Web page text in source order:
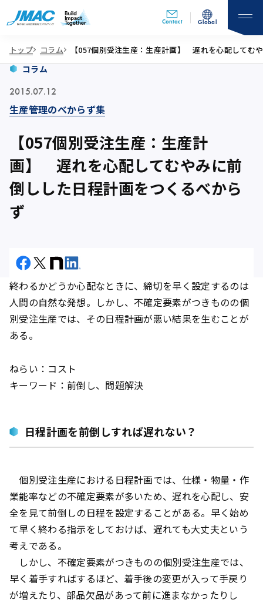
Contact Global
トップ コラム 【057個別受注生産：生産計画】 遅れを心配してむ
【057個別受注生産：生産計
画】 遅れを心配してむやみに前
倒しした日程計画をつくるべから
ず
コラム
2015.07.12
生産管理のべからず集
終わるかどうか心配なときに、締切を早く設定するのは
人間の自然な発想。しかし、不確定要素がつきものの個
別受注生産では、その日程計画が悪い結果を生むことが
ある。
ねらい：コスト
キーワード：前倒し、問題解決
日程計画を前倒しすれば遅れない？
個別受注生産における日程計画では、仕様・物量・作
業能率などの不確定要素が多いため、遅れを心配し、安
全を見て前倒しの日程を設定することがある。早く始め
て早く終わる指示をしておけば、遅れても大丈夫という
考えである。
しかし、不確定要素がつきものの個別受注生産では、
早く着手すればするほど、着手後の変更が入って手戻り
が増えたり、部品欠品があって前に進まなかったりし